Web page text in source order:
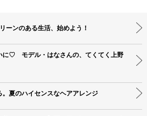
ーンのある生活、始めよう！
に♡ モデル・はなさんの、てくてく上野
。夏のハイセンスなヘアアレンジ